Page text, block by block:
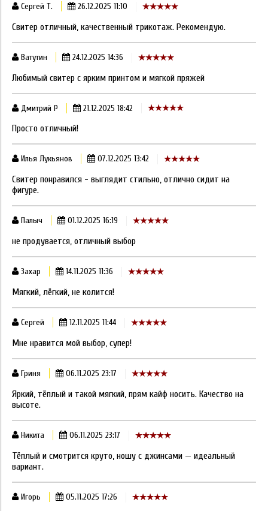
Сергей Т. 26.12.2025 11:10
Свитер отличный, качественный трикотаж. Рекомендую.
Ватутин 24.12.2025 14:36
Любимый свитер с ярким принтом и мягкой пряжей
Дмитрий Р 21.12.2025 18:42
Просто отличный!
Илья Лукьянов 07.12.2025 13:42
Свитер понравился - выглядит стильно, отлично сидит на
фигуре.
Палыч 01.12.2025 16:19
не продувается, отличный выбор
Захар 14.11.2025 11:36
Мягкий, лёгкий, не колится!
Сергей 12.11.2025 11:44
Мне нравится мой выбор, супер!
Гриня 06.11.2025 23:17
Яркий, тёплый и такой мягкий, прям кайф носить. Качество на
высоте.
Никита 06.11.2025 23:17
Тёплый и смотрится круто, ношу с джинсами — идеальный
вариант.
Игорь 05.11.2025 17:26